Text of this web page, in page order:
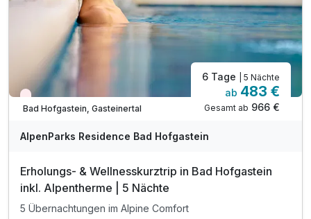
Nur noch Restplätze
Bad Hofgastein, Gasteinertal
6 Tage | 5 Nächte
ab 483 €
Gesamt ab 966 €
AlpenParks Residence Bad Hofgastein
Erholungs- & Wellnesskurztrip in Bad Hofgastein
inkl. Alpentherme | 5 Nächte
5 Übernachtungen im Alpine Comfort